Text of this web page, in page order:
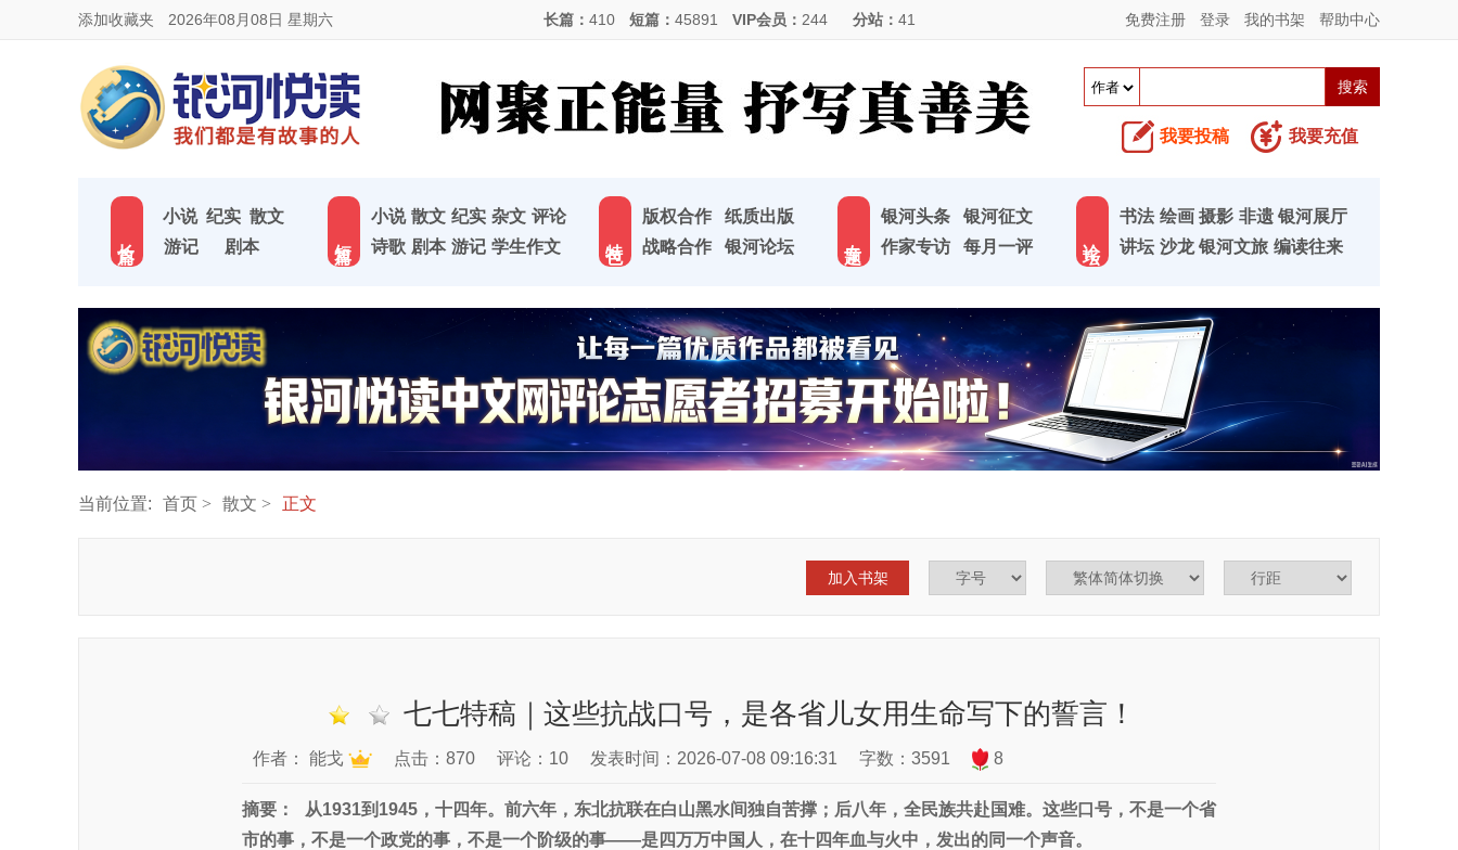
添加收藏夹 2026年08月08日 星期六 长篇： 410 短篇： 45891 VIP会员： 244 分站： 41 免费注册 登录 我的书架 帮助中心
我要投稿 我要充值
小说 纪实 散文
游记
剧本
小说 散文 纪实 杂文 评论
诗歌 剧本 游记 学生作文
版权合作
纸质出版
战略合作
银河论坛
银河头条
银河征文
作家专访
每月一评
书法 绘画 摄影 非遗 银河展厅
讲坛 沙龙 银河文旅 编读往来
当前位置: 首页 散文 正文
加入书架
七七特稿｜这些抗战口号，是各省儿女用生命写下的誓言！
作者： 能戈 点击：870 评论：10 发表时间：2026-07-08 09:16:31 字数：3591 8
摘要：
从1931到1945，十四年。前六年，东北抗联在白山黑水间独自苦撑；后八年，全民族共赴国难。这些口号，不是一个省
市的事，不是一个政党的事，不是一个阶级的事——是四万万中国人，在十四年血与火中，发出的同一个声音。